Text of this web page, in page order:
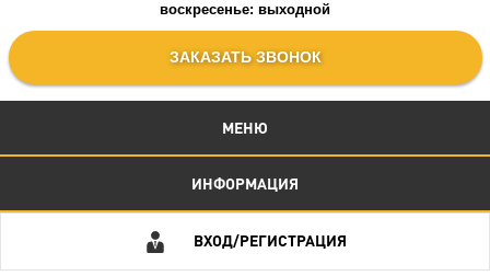
воскресенье: выходной
ЗАКАЗАТЬ ЗВОНОК
МЕНЮ
ИНФОРМАЦИЯ
ВХОД/РЕГИСТРАЦИЯ